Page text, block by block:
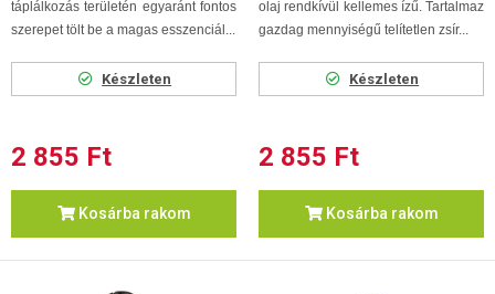
táplálkozás területén egyaránt fontos
szerepet tölt be a magas esszenciál...
Készleten
2 855 Ft
Kosárba rakom
olaj rendkívül kellemes ízű. Tartalmaz
gazdag mennyiségű telítetlen zsír...
Készleten
2 855 Ft
Kosárba rakom